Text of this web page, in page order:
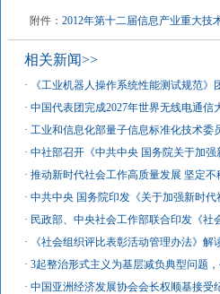
附件： 2012年第十二届信息产业重大技
相关新闻>>
· 《工业机器人操作系统性能测试规范》
·中国代表团完成2027年世界无线电通信
·工业和信息化部量子信息标准化技术委
·中社部召开《中共中央 国务院关于加
·推动新时代社会工作高质量发展 坚定不
·中共中央 国务院印发《关于加强新时代
· 民政部、中央社会工作部联合印发《社
·
《社会组织评比表彰活动管理办法》解
·3起整治形式主义为基层减负典型问题，
·中国亚洲经济发展协会会长权顺基接受